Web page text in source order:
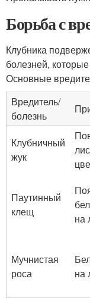
Борьба с
Клубника
болезней,
Основные
Вредитель/
болезнь
Клубничный
жук
Паутинный
клещ
на
Мучнистая
роса
на